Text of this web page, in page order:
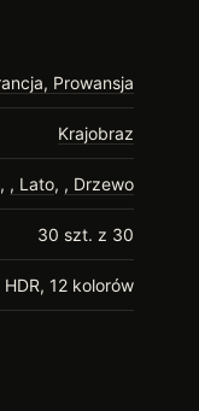
Prowansja
Krajobraz
, Lato, Drzewo
30 szt. z 30
12 kolorów